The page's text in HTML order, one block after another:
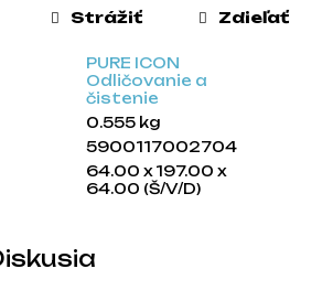
PURE ICON
Odličovanie a
čistenie
0.555 kg
5900117002704
64.00 x 197.00 x
64.00 (Š/V/D)
Strážiť Zdieľať